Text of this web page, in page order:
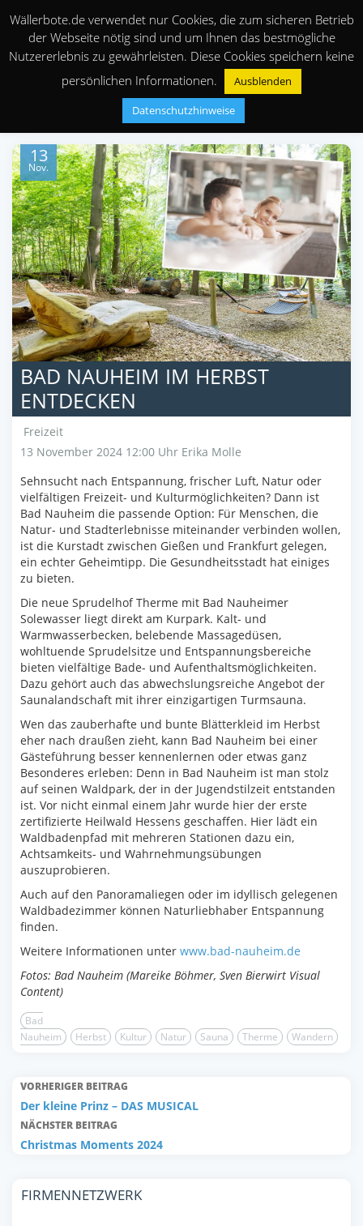
13
Nov.
BAD NAUHEIM IM HERBST
ENTDECKEN
Freizeit
13 November 2024 12:00 Uhr Erika Molle
Sehnsucht nach Entspannung, frischer Luft, Natur oder
vielfältigen Freizeit- und Kulturmöglichkeiten? Dann ist
Bad Nauheim die passende Option: Für Menschen, die
Natur- und Stadterlebnisse miteinander verbinden wollen,
ist die Kurstadt zwischen Gießen und Frankfurt gelegen,
ein echter Geheimtipp. Die Gesundheitsstadt hat einiges
zu bieten.
Die neue Sprudelhof Therme mit Bad Nauheimer
Solewasser liegt direkt am Kurpark. Kalt- und
Warmwasserbecken, belebende Massagedüsen,
wohltuende Sprudelsitze und Entspannungsbereiche
bieten vielfältige Bade- und Aufenthaltsmöglichkeiten.
Dazu gehört auch das abwechslungsreiche Angebot der
Saunalandschaft mit ihrer einzigartigen Turmsauna.
Wen das zauberhafte und bunte Blätterkleid im Herbst
eher nach draußen zieht, kann Bad Nauheim bei einer
Gästeführung besser kennenlernen oder etwas ganz
Besonderes erleben: Denn in Bad Nauheim ist man stolz
auf seinen Waldpark, der in der Jugendstilzeit entstanden
ist. Vor nicht einmal einem Jahr wurde hier der erste
zertifizierte Heilwald Hessens geschaffen. Hier lädt ein
Waldbadenpfad mit mehreren Stationen dazu ein,
Achtsamkeits- und Wahrnehmungsübungen
auszuprobieren.
Auch auf den Panoramaliegen oder im idyllisch gelegenen
Waldbadezimmer können Naturliebhaber Entspannung
finden.
Weitere Informationen unter www.bad-nauheim.de
Fotos: Bad Nauheim (Mareike Böhmer, Sven Bierwirt Visual
Content)
Bad
Nauheim
Herbst Kultur Natur Sauna Therme Wandern
VORHERIGER BEITRAG
Der kleine Prinz – DAS MUSICAL
NÄCHSTER BEITRAG
Christmas Moments 2024
FIRMENNETZWERK
Wällerbote.de verwendet nur Cookies, die zum sicheren Betrieb
der Webseite nötig sind und um Ihnen das bestmögliche
Nutzererlebnis zu gewährleisten. Diese Cookies speichern keine
persönlichen Informationen.
Ausblenden
Datenschutzhinweise